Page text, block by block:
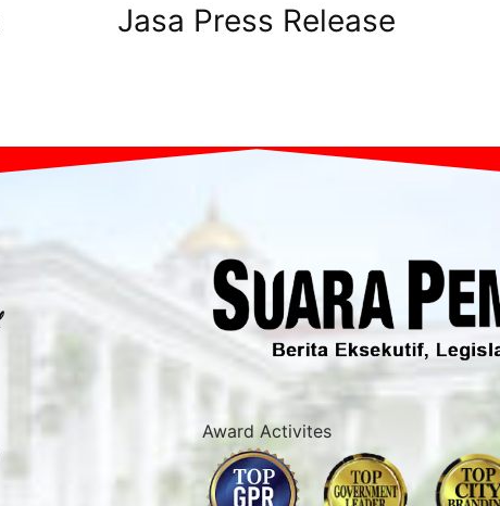
Jasa Press Release
Award Activites